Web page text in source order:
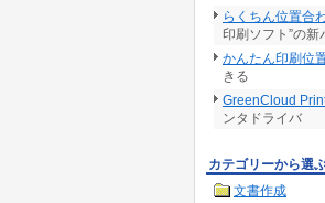
らくちん位置合
印刷ソフト”の新
かんたん印刷位
きる
GreenCloud
ンタドライバ
カテゴリーから選
文書作成